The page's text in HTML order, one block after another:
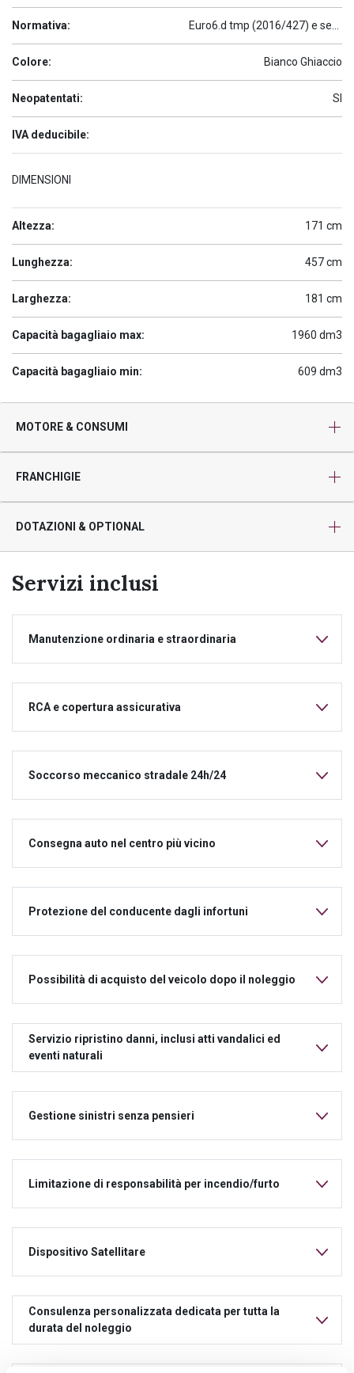
Normativa:
Colore: Bianco Ghiaccio
Neopatentati: SI
IVA deducibile:
DIMENSIONI
Altezza: 171 cm
Lunghezza: 457 cm
Larghezza: 181 cm
Capacità bagagliaio max: 1960 dm3
Capacità bagagliaio min: 609 dm3
MOTORE & CONSUMI
FRANCHIGIE
DOTAZIONI & OPTIONAL
Servizi inclusi
Manutenzione ordinaria e straordinaria
RCA e copertura assicurativa
Soccorso meccanico stradale 24h/24
Consegna auto nel centro più vicino
Protezione del conducente dagli infortuni
Possibilità di acquisto del veicolo dopo il noleggio
Servizio ripristino danni, inclusi atti vandalici ed
eventi naturali
Gestione sinistri senza pensieri
Limitazione di responsabilità per incendio/furto
Dispositivo Satellitare
Consulenza personalizzata dedicata per tutta la
durata del noleggio